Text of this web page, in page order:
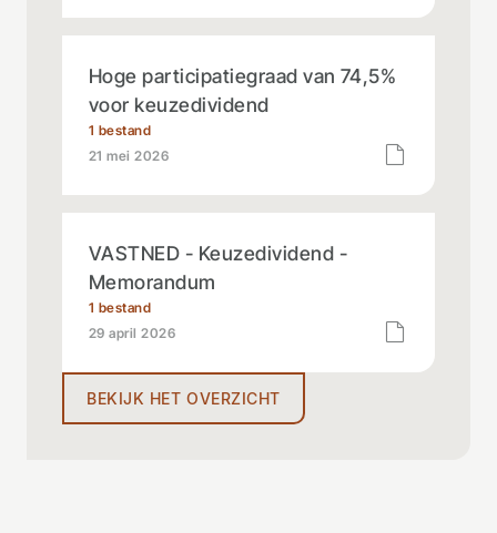
Hoge participatiegraad van 74,5%
voor keuzedividend
1 bestand
21 mei 2026
VASTNED - Keuzedividend -
Memorandum
1 bestand
29 april 2026
BEKIJK HET OVERZICHT